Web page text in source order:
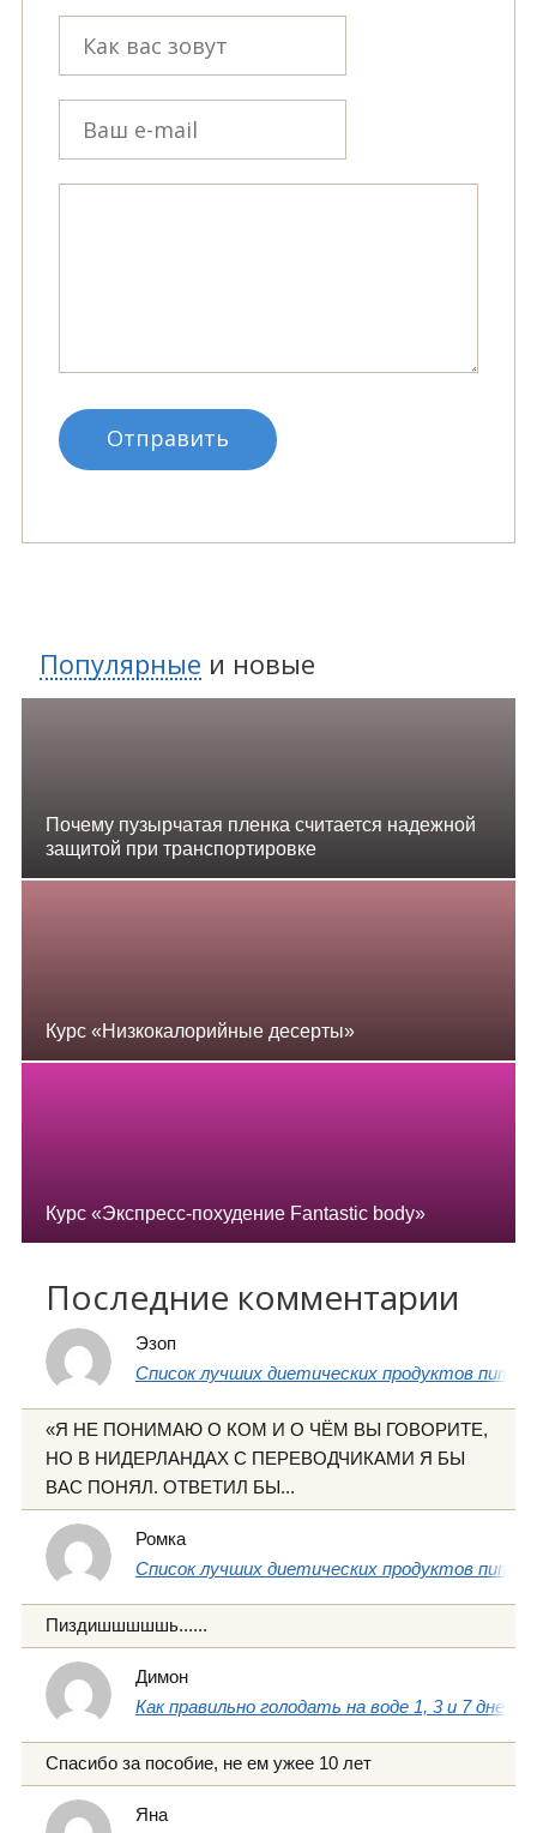
Популярные и новые
Почему пузырчатая пленка считается надежной
защитой при транспортировке
Курс «Низкокалорийные десерты»
Курс «Экспресс-похудение Fantastic body»
Последние комментарии
Эзоп
Список лучших диетических продуктов
«Я НЕ ПОНИМАЮ О КОМ И О ЧЁМ ВЫ ГОВОРИТЕ,
НО В НИДЕРЛАНДАХ С ПЕРЕВОДЧИКАМИ Я БЫ
ВАС ПОНЯЛ. ОТВЕТИЛ БЫ...
Ромка
Список лучших диетических продуктов
Пиздишшшшшь......
Димон
Как правильно голодать на воде 1, 3 и 7 дней
Спасибо за пособие, не ем ужее 10 лет
Яна